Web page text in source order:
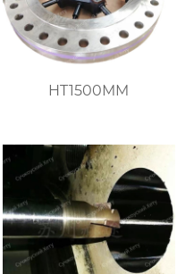
HT1500MM